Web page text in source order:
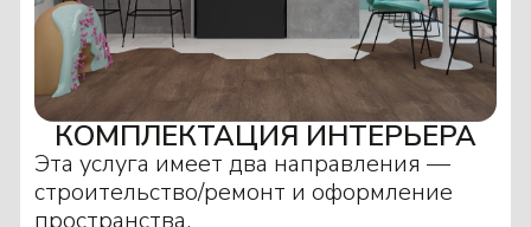
КОМПЛЕКТАЦИЯ ИНТЕРЬЕРА
Эта услуга имеет два направления —
строительство/ремонт и оформление
пространства.